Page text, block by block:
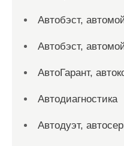
Автобэст,
Автобэст,
АвтоГарант,
Автодиагностика
Автодуэт,